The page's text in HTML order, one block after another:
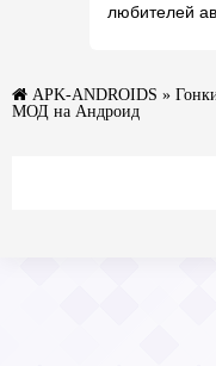
любителей
APK-ANDROIDS »
МОД на Андроид